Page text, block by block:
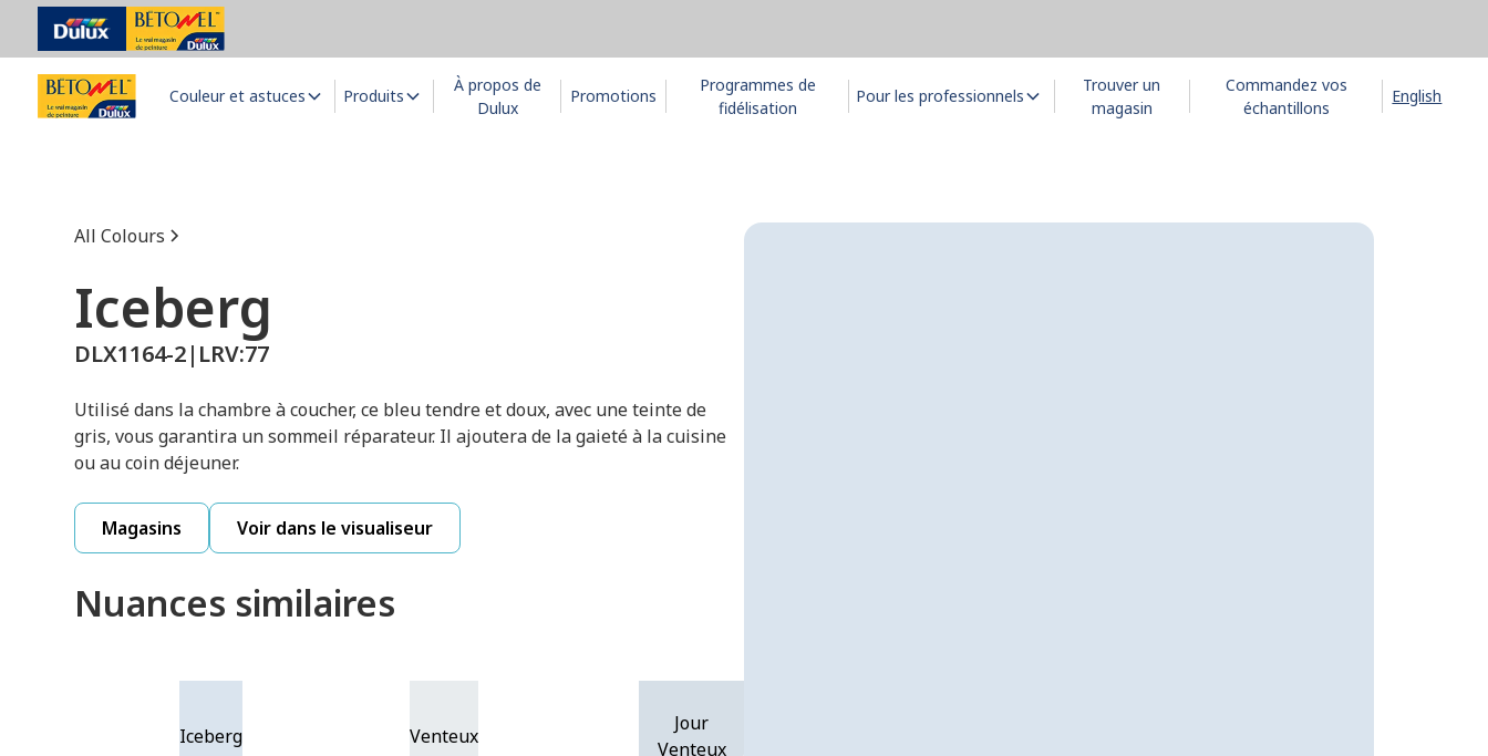
Couleur et astuces Produits
À propos de
Dulux
Promotions
Programmes de
fidélisation
Pour les professionnels
Trouver un
magasin
Commandez vos
échantillons
English
All Colours
Iceberg
DLX1164-2| LRV:77
Utilisé dans la chambre à coucher, ce bleu tendre et doux, avec une teinte de
gris, vous garantira un sommeil réparateur. Il ajoutera de la gaieté à la cuisine
ou au coin déjeuner.
Magasins Voir dans le visualiseur
Nuances similaires
Iceberg Venteux
Jour
Venteux